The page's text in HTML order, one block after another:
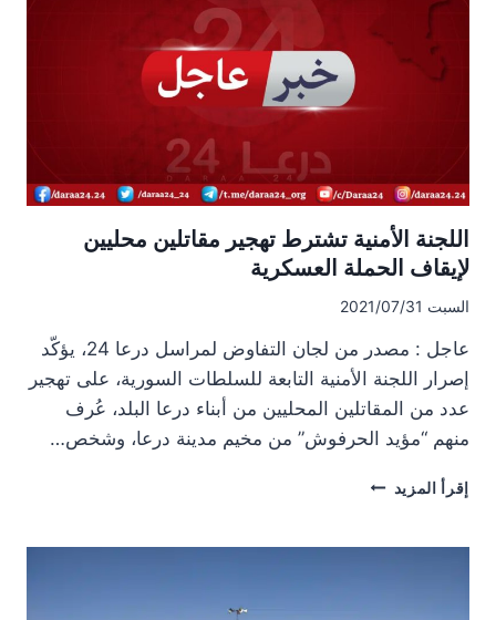
الروسي
التفاوض
اللجنة الأمنية تشترط تهجير مقاتلين محليين
لإيقاف الحملة العسكرية
السبت 2021/07/31
عاجل : مصدر من لجان التفاوض لمراسل درعا 24، يؤكّد
إصرار اللجنة الأمنية التابعة للسلطات السورية، على تهجير
عدد من المقاتلين المحليين من أبناء درعا البلد، عُرف
منهم “مؤيد الحرفوش” من مخيم مدينة درعا، وشخص…
إقرأ المزيد اللجنة
تهجير